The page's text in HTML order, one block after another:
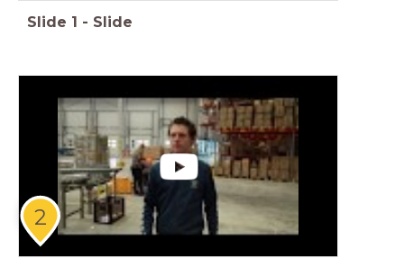
Slide 1 - Slide
2